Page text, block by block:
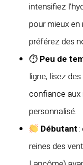
intensifiez
pour mieux en
préférez des
⏱ Peu de
ligne, lisez des
confiance
personnalisé.
Débutant
reines des